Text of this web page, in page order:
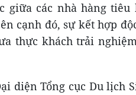
giữa các nhà hàng
cạnh đó, sự kết hợp
thực khách trải
diện Tổng cục Du lịch